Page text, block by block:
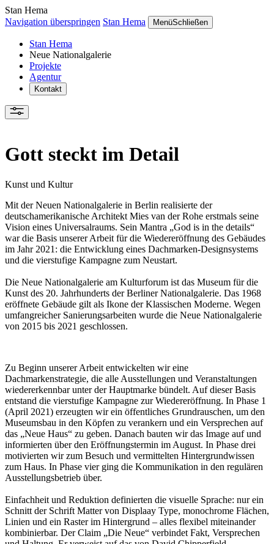
Stan Hema
Navigation überspringen Stan Hema MenüSchließen
Stan Hema
Neue Nationalgalerie
Projekte
Agentur
Kontakt
Gott steckt im Detail
Kunst und Kultur
Mit der Neuen Nationalgalerie in Berlin realisierte der
deutschamerikanische Architekt Mies van der Rohe erstmals seine
Vision eines Universalraums. Sein Mantra „God is in the details“
war die Basis unserer Arbeit für die Wiedereröffnung des Gebäudes
im Jahr 2021: die Entwicklung eines Dachmarken-Designsystems
und die vierstufige Kampagne zum Neustart.
Die Neue Nationalgalerie am Kulturforum ist das Museum für die
Kunst des 20. Jahrhunderts der Berliner Nationalgalerie. Das 1968
eröffnete Gebäude gilt als Ikone der Klassischen Moderne. Wegen
umfangreicher Sanierungsarbeiten wurde die Neue Nationalgalerie
von 2015 bis 2021 geschlossen.
Zu Beginn unserer Arbeit entwickelten wir eine
Dachmarkenstrategie, die alle Ausstellungen und Veranstaltungen
wiedererkennbar unter der Hauptmarke bündelt. Auf dieser Basis
entstand die vierstufige Kampagne zur Wiedereröffnung. In Phase 1
(April 2021) erzeugten wir ein öffentliches Grundrauschen, um den
Museumsbau in den Köpfen zu verankern und ein Versprechen auf
das „Neue Haus“ zu geben. Danach bauten wir das Image auf und
informierten über den Eröffnungstermin im August. In Phase drei
motivierten wir zum Besuch und vermittelten Hintergrundwissen
zum Haus. In Phase vier ging die Kommunikation in den regulären
Ausstellungsbetrieb über.
Einfachheit und Reduktion definierten die visuelle Sprache: nur ein
Schnitt der Schrift Matter von Displaay Type, monochrome Flächen,
Linien und ein Raster im Hintergrund – alles flexibel miteinander
kombinierbar. Der Claim „Die Neue“ verbindet Fakt, Versprechen